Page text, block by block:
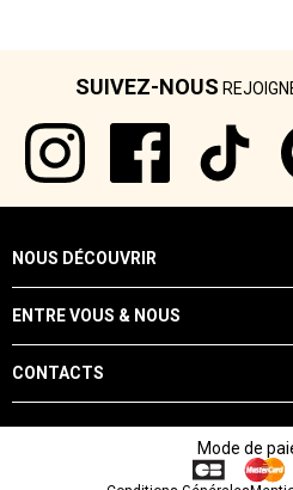
SUIVEZ-NOUS
NOUS DÉCOUVRIR
ENTRE VOUS & NOUS
CONTACTS
Mode de